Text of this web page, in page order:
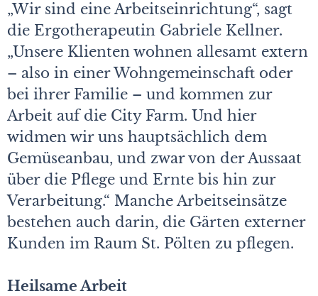
„Wir sind eine Arbeitseinrichtung“, sagt
die Ergotherapeutin Gabriele Kellner.
„Unsere Klienten wohnen allesamt extern
– also in einer Wohngemeinschaft oder
bei ihrer Familie – und kommen zur
Arbeit auf die City Farm. Und hier
widmen wir uns hauptsächlich dem
Gemüseanbau, und zwar von der Aussaat
über die Pflege und Ernte bis hin zur
Verarbeitung.“ Manche Arbeitseinsätze
bestehen auch darin, die Gärten externer
Kunden im Raum St. Pölten zu pflegen.
Heilsame Arbeit